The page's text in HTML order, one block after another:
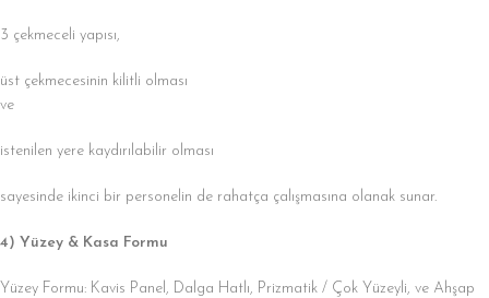
3 çekmeceli yapısı,
üst çekmecesinin kilitli olması
ve
istenilen yere kaydırılabilir olması
sayesinde ikinci bir personelin de rahatça çalışmasına olanak sunar.
4) Yüzey & Kasa Formu
Yüzey Formu: Kavis Panel, Dalga Hatlı, Prizmatik / Çok Yüzeyli, ve Ahşap